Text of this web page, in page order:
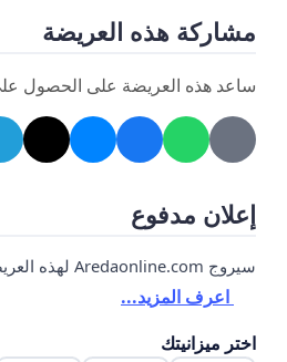
مشاركة هذه العريضة
ساعد هذه العريضة على الحصول
إعلان مدفوع
سيروج Aredaonline.com لهذه العريضة لدى
اعرف المزيد...
اختر ميزانيتك